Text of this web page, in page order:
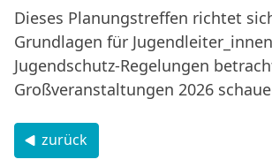
Dieses Planungstreffen richtet
Grundlagen für
Jugendschutz-Regelungen
Großveranstaltungen 2026
zurück